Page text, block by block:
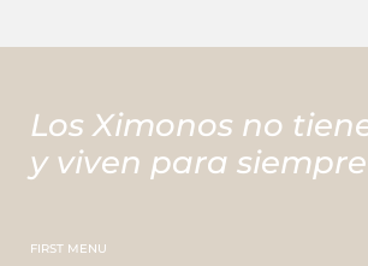
Los Ximonos no
y viven para siempre
FIRST MENU